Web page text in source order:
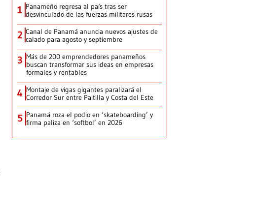
1 Panameño regresa al país tras ser
desvinculado de las fuerzas militares rusas
2 Canal de Panamá anuncia nuevos ajustes de
calado para agosto y septiembre
3 Más de 200 emprendedores panameños
buscan transformar sus ideas en empresas
formales y rentables
4 Montaje de vigas gigantes paralizará el
Corredor Sur entre Paitilla y Costa del Este
5 Panamá roza el podio en ‘skateboarding’ y
firma paliza en ‘softbol’ en 2026